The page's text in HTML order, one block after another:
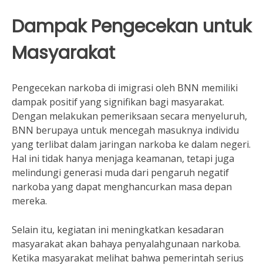
Dampak Pengecekan untuk
Masyarakat
Pengecekan narkoba di imigrasi oleh BNN memiliki
dampak positif yang signifikan bagi masyarakat.
Dengan melakukan pemeriksaan secara menyeluruh,
BNN berupaya untuk mencegah masuknya individu
yang terlibat dalam jaringan narkoba ke dalam negeri.
Hal ini tidak hanya menjaga keamanan, tetapi juga
melindungi generasi muda dari pengaruh negatif
narkoba yang dapat menghancurkan masa depan
mereka.
Selain itu, kegiatan ini meningkatkan kesadaran
masyarakat akan bahaya penyalahgunaan narkoba.
Ketika masyarakat melihat bahwa pemerintah serius